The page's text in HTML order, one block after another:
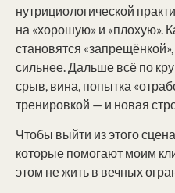
нутрициологической
на «хорошую» и «плохую».
становятся
сильнее. Дальше всё по
срыв, вина, попытка
тренировкой — и новая
Чтобы выйти из этого
которые помогают моим
этом не жить в вечных